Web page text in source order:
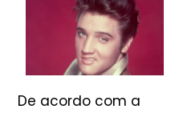
De acordo com a